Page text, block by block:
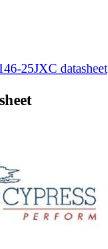
25JXC datasheet